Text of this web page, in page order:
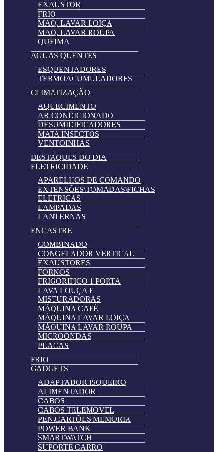
EXAUSTOR
FRIO
MAQ. LAVAR LOIÇA
MAQ. LAVAR ROUPA
QUEIMA
AGUAS QUENTES
ESQUENTADORES
TERMOACUMULADORES
CLIMATIZAÇÃO
AQUECIMENTO
AR CONDICIONADO
DESUMIDIFICADORES
MATA INSECTOS
VENTOINHAS
DESTAQUES DO DIA
ELETRICIDADE
APARELHOS DE COMANDO
EXTENSÕES\TOMADAS\FICHAS
ELETRICAS
LAMPADAS
LANTERNAS
ENCASTRE
COMBINADO
CONGELADOR VERTICAL
EXAUSTORES
FORNOS
FRIGORIFICO 1 PORTA
LAVA LOUÇA E
MISTURADORAS
MÁQUINA CAFÉ
MÁQUINA LAVAR LOIÇA
MÁQUINA LAVAR ROUPA
MICROONDAS
PLACAS
FRIO
GADGETS
ADAPTADOR ISQUEIRO
ALIMENTADOR
CABOS
CABOS TELEMOVEL
PEN\CARTÕES MEMORIA
POWER BANK
SMARTWATCH
SUPORTE CARRO